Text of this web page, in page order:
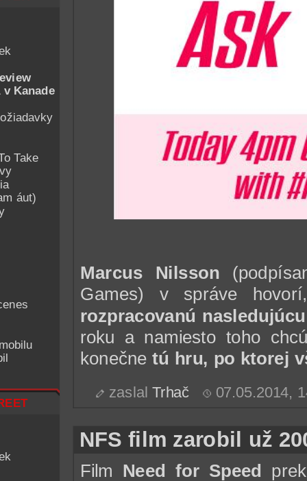
v Kanade
Take
áut)
Marcus Nilsson
Games) v správe
rozpracovanú
roku a namiesto toho
konečnetú hru, po ktorej
zaslalTrhač 07.05.2014,
NFS film zarobil už
Film Need for Speed